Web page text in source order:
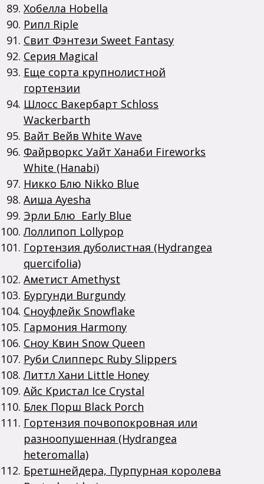
Хобелла Hobella
Рипл Riple
Свит Фэнтези Sweet Fantasy
Серия Magical
Еще сорта крупнолистной
гортензии
Шлосс Вакербарт Schloss
Wackerbarth
Вайт Вейв White Wave
Файрворкс Уайт Ханаби Fireworks
White (Hanabi)
Никко Блю Nikko Blue
Аиша Ayesha
Эрли Блю Early Blue
Лоллипоп Lollypop
Гортензия дуболистная (Hydrangea
quercifolia)
Аметист Amethyst
Бургунди Burgundy
Сноуфлейк Snowflake
Гармония Harmony
Сноу Квин Snow Queen
Руби Слипперс Ruby Slippers
Литтл Хани Little Honey
Айс Кристал Ice Crystal
Блек Порш Black Porch
Гортензия почвопокровная или
разноопушенная (Hydrangea
heteromalla)
Бретшнейдера, Пурпурная королева